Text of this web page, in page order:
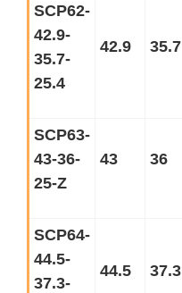
SCP62-
42.9-
35.7-
25.4
42.9 35.7
SCP63-
43-36-
25-Z
43 36
SCP64-
44.5-
37.3-
44.5 37.3